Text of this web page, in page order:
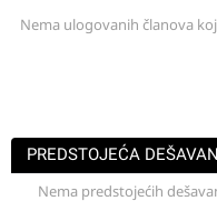
Nema ulogovanih članova
PREDSTOJEĆA
Nema predstojećih